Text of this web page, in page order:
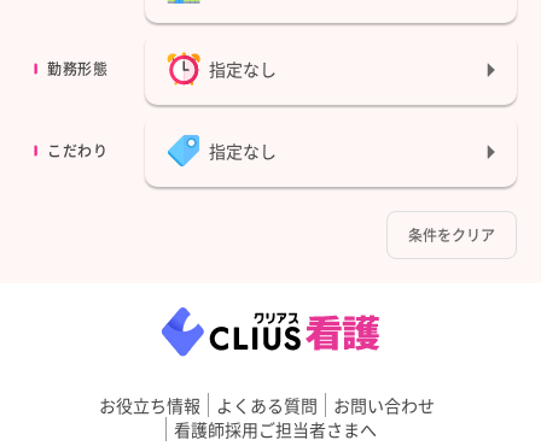
勤務形態 指定なし
こだわり 指定なし
条件をクリア
お役立ち情報 よくある質問
お問い合わせ
看護師採用ご担当者さまへ